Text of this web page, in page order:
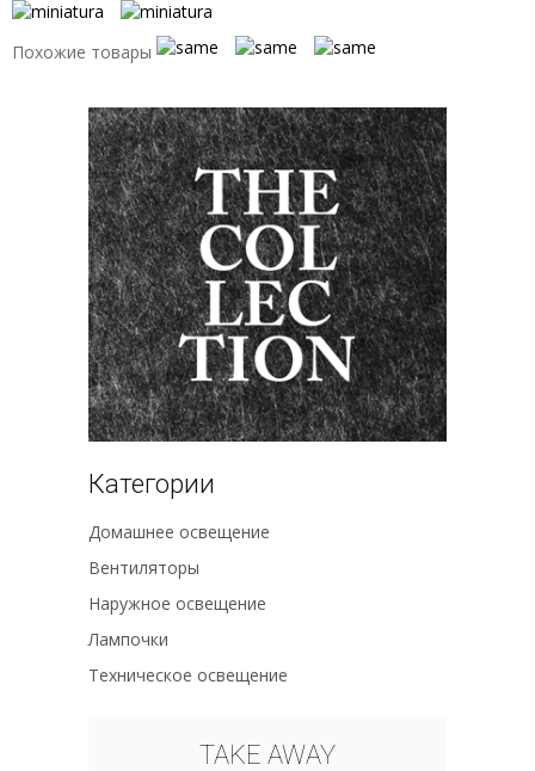
Похожие товары
Категории
Домашнее освещение
Вентиляторы
Наружное освещение
Лампочки
Техническое освещение
TAKE AWAY